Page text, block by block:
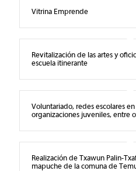
Vitrina Emprende
Revitalización de las artes y
escuela itinerante
Voluntariado, redes escolares
organizaciones juveniles, entre
Realización de Txawun Palin-
mapuche de la comuna de